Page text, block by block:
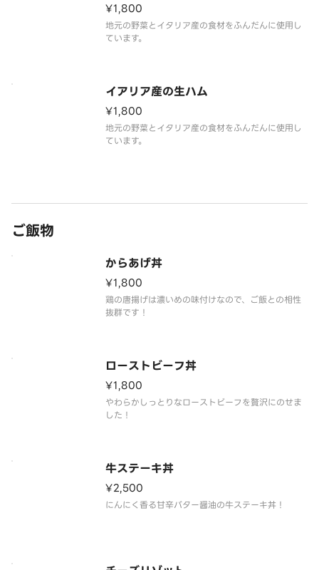
¥1,800
地元の野菜とイタリア産の食材をふんだんに使用し
ています。
イアリア産の生ハム
¥1,800
地元の野菜とイタリア産の食材をふんだんに使用し
ています。
ご飯物
からあげ丼
¥1,800
鶏の唐揚げは濃いめの味付けなので、ご飯との相性
抜群です！
ローストビーフ丼
¥1,800
やわらかしっとりなローストビーフを贅沢にのせま
した！
牛ステーキ丼
¥2,500
にんにく香る甘辛バター醤油の牛ステーキ丼！